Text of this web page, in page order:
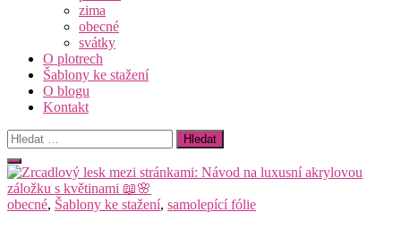
zima
obecné
svátky
O plotrech
Šablony ke stažení
O blogu
Kontakt
Vyhledávání
obecné, Šablony ke stažení, samolepící fólie